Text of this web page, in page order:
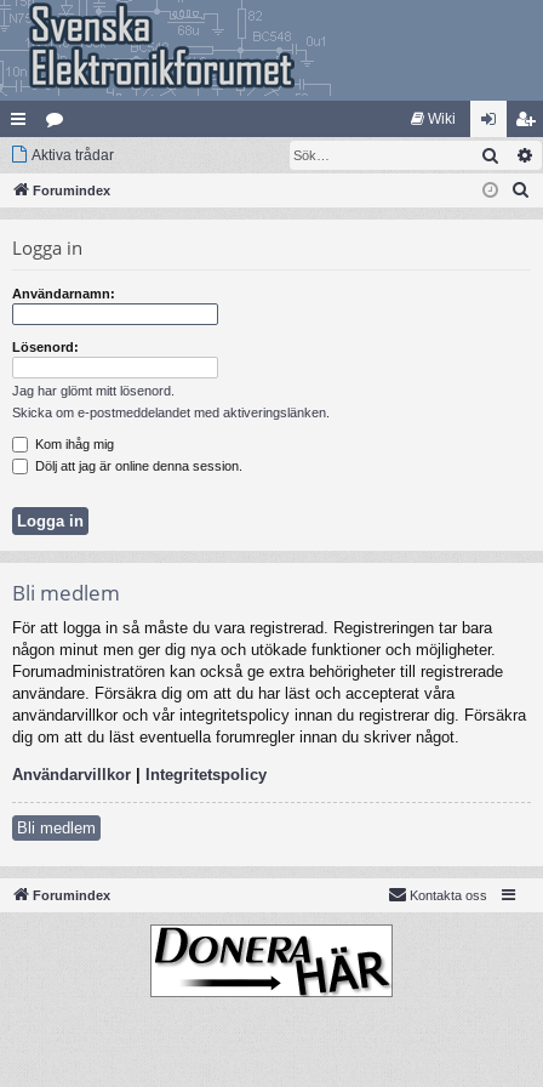
na
bb
ar
at
eg
er
Wiki
og
ga
li
m
Aktiva trådar Sök
Forumindex
Logga in
Användarnamn:
Lösenord:
Jag har glömt mitt lösenord.
Skicka om e-postmeddelandet med aktiveringslänken.
Kom ihåg mig
Dölj att jag är online denna session.
Bli medlem
För att logga in så måste du vara registrerad. Registreringen tar bara
någon minut men ger dig nya och utökade funktioner och möjligheter.
Forumadministratören kan också ge extra behörigheter till registrerade
användare. Försäkra dig om att du har läst och accepterat våra
användarvillkor och vår integritetspolicy innan du registrerar dig. Försäkra
dig om att du läst eventuella forumregler innan du skriver något.
Användarvillkor | Integritetspolicy
Bli medlem
Forumindex Kontakta oss